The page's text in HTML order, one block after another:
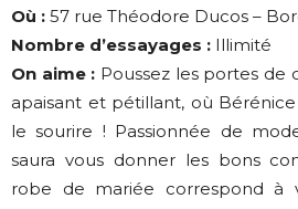
Où : 57 rue Théodore Ducos –
Nombre d’essayages : Illimité
On aime : Poussez les portes de
apaisant et pétillant, où
le sourire ! Passionnée de
saura vous donner les bons
robe de mariée correspond à